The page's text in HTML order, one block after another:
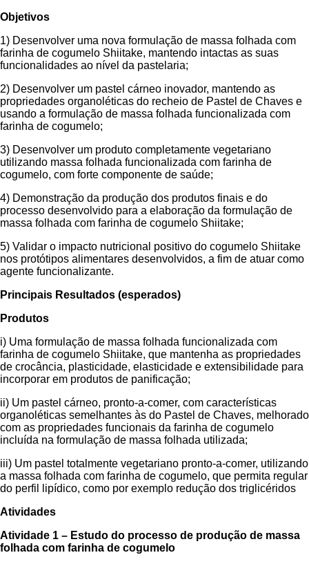
Objetivos
1) Desenvolver uma nova formulação de massa folhada com
farinha de cogumelo Shiitake, mantendo intactas as suas
funcionalidades ao nível da pastelaria;
2) Desenvolver um pastel cárneo inovador, mantendo as
propriedades organoléticas do recheio de Pastel de Chaves e
usando a formulação de massa folhada funcionalizada com
farinha de cogumelo;
3) Desenvolver um produto completamente vegetariano
utilizando massa folhada funcionalizada com farinha de
cogumelo, com forte componente de saúde;
4) Demonstração da produção dos produtos finais e do
processo desenvolvido para a elaboração da formulação de
massa folhada com farinha de cogumelo Shiitake;
5) Validar o impacto nutricional positivo do cogumelo Shiitake
nos protótipos alimentares desenvolvidos, a fim de atuar como
agente funcionalizante.
Principais Resultados (esperados)
Produtos
i) Uma formulação de massa folhada funcionalizada com
farinha de cogumelo Shiitake, que mantenha as propriedades
de crocância, plasticidade, elasticidade e extensibilidade para
incorporar em produtos de panificação;
ii) Um pastel cárneo, pronto-a-comer, com características
organoléticas semelhantes às do Pastel de Chaves, melhorado
com as propriedades funcionais da farinha de cogumelo
incluída na formulação de massa folhada utilizada;
iii) Um pastel totalmente vegetariano pronto-a-comer, utilizando
a massa folhada com farinha de cogumelo, que permita regular
do perfil lipídico, como por exemplo redução dos triglicéridos
Atividades
Atividade 1 – Estudo do processo de produção de massa
folhada com farinha de cogumelo